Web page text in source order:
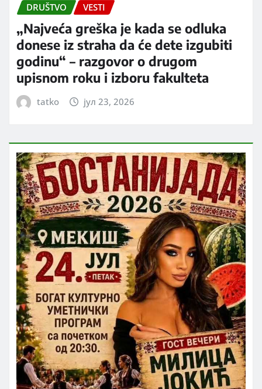
DRUŠTVO VESTI
„Najveća greška je kada se odluka
donese iz straha da će dete izgubiti
godinu“ – razgovor o drugom
upisnom roku i izboru fakulteta
tatko јул 23, 2026